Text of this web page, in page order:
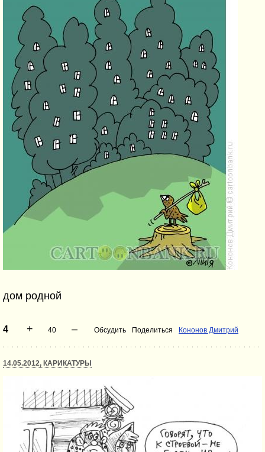
дом родной
4 + 40 – Обсудить Поделиться Кононов Дмитрий
14.05.2012, КАРИКАТУРЫ